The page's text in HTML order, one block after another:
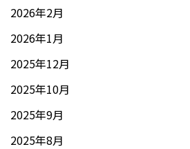
2026年2月
2026年1月
2025年12月
2025年10月
2025年9月
2025年8月